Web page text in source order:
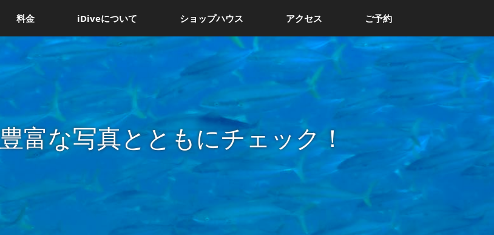
料金 iDiveについて ショップハウス アクセス ご予約
富な写真とともにチェック！